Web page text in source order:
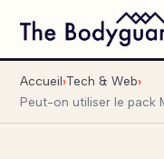
Accueil Tech & Web
Peut-on utiliser le pack